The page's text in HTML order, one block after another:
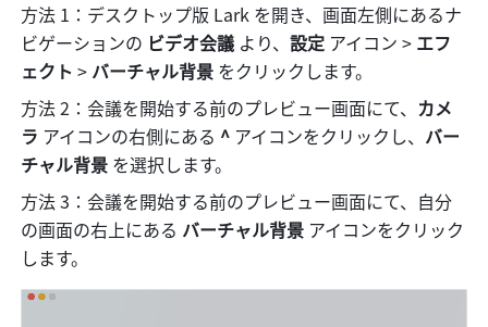
方法 1：デスクトップ版 Lark を開き、画面左側にあるナ
ビゲーションの ビデオ会議 より、設定 アイコン > エフ
ェクト > バーチャル背景 をクリックします。
方法 2：会議を開始する前のプレビュー画面にて、 カメ
ラ アイコンの右側にある ^ アイコンをクリックし、 バー
チャル背景 を選択します。
方法 3：会議を開始する前のプレビュー画面にて、自分
の画面の右上にある バーチャル背景 アイコンをクリック
します。